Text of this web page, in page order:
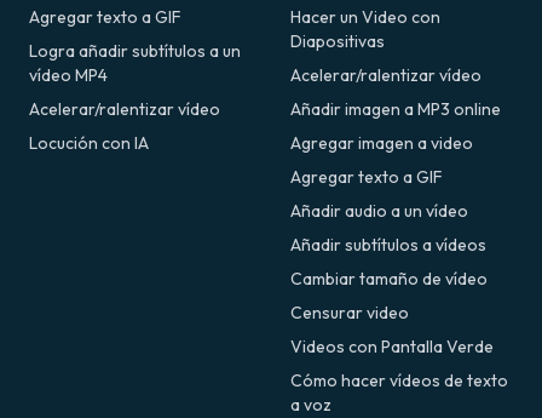
Agregar texto a GIF
Logra añadir subtítulos a un
vídeo MP4
Acelerar/ralentizar vídeo
Locución con IA
Hacer un Video con
Diapositivas
Acelerar/ralentizar vídeo
Añadir imagen a MP3 online
Agregar imagen a video
Agregar texto a GIF
Añadir audio a un vídeo
Añadir subtítulos a vídeos
Cambiar tamaño de vídeo
Censurar video
Videos con Pantalla Verde
Cómo hacer vídeos de texto
a voz